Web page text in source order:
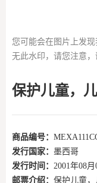
您可能会在图片上发
无此水印，请您注意，
保护儿童，
商品编号：
发行国家： 墨西哥
发行时间： 2001年08月
邮票介绍： 保护儿童，